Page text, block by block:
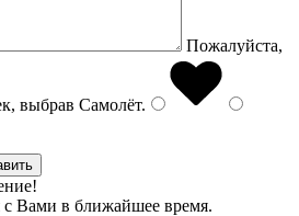
Пожалуйста,
выбрав Самолёт.
Вами в ближайшее время.